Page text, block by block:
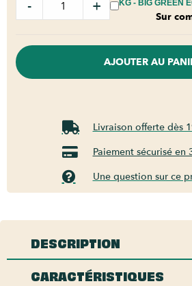
KG - BIG GREEN
Sur
- +
AJOUTER AU
Livraison offerte dès
Paiement sécurisé en
Une question sur ce
DESCRIPTION
CARACTÉRISTIQUES